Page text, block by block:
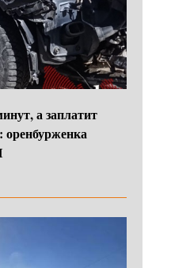
а заплатит
оренбурженка